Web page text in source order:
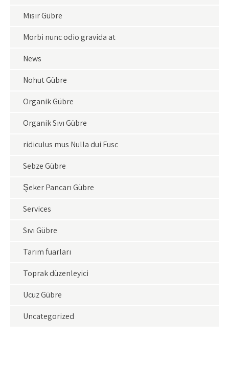
Mısır Gübre
Morbi nunc odio gravida at
News
Nohut Gübre
Organik Gübre
Organik Sıvı Gübre
ridiculus mus Nulla dui Fusc
Sebze Gübre
Şeker Pancarı Gübre
Services
Sıvı Gübre
Tarım fuarları
Toprak düzenleyici
Ucuz Gübre
Uncategorized